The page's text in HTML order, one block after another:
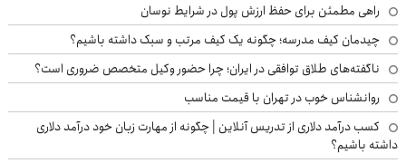
راهی مطمئن برای حفظ ارزش پول در شرایط نوسان
چیدمان کیف مدرسه؛ چگونه یک کیف مرتب و سبک داشته باشیم؟
ناگفته‌های طلاق توافقی در ایران؛ چرا حضور وکیل متخصص ضروری است؟
روانشناس خوب در تهران با قیمت مناسب
کسب درآمد دلاری از تدریس آنلاین | چگونه از مهارت زبان خود درآمد دلاری
داشته باشیم؟